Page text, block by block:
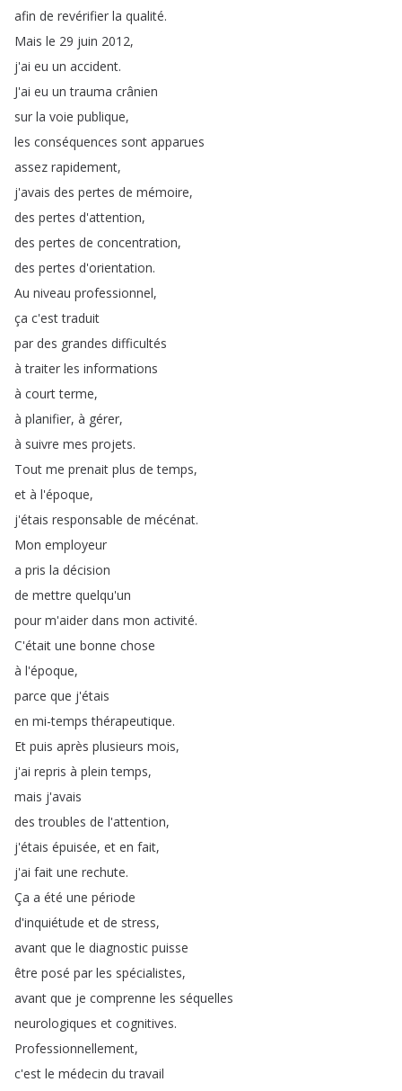
afin de revérifier la qualité.
Mais le 29 juin 2012,
j'ai eu un accident.
J'ai eu un trauma crânien
sur la voie publique,
les conséquences sont apparues
assez rapidement,
j'avais des pertes de mémoire,
des pertes d'attention,
des pertes de concentration,
des pertes d'orientation.
Au niveau professionnel,
ça c'est traduit
par des grandes difficultés
à traiter les informations
à court terme,
à planifier, à gérer,
à suivre mes projets.
Tout me prenait plus de temps,
et à l'époque,
j'étais responsable de mécénat.
Mon employeur
a pris la décision
de mettre quelqu'un
pour m'aider dans mon activité.
C'était une bonne chose
à l'époque,
parce que j'étais
en mi-temps thérapeutique.
Et puis après plusieurs mois,
j'ai repris à plein temps,
mais j'avais
des troubles de l'attention,
j'étais épuisée, et en fait,
j'ai fait une rechute.
Ça a été une période
d'inquiétude et de stress,
avant que le diagnostic puisse
être posé par les spécialistes,
avant que je comprenne les séquelles
neurologiques et cognitives.
Professionnellement,
c'est le médecin du travail